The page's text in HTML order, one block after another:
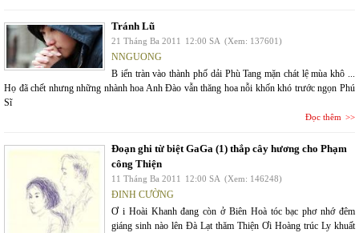
Tránh Lũ
21 Tháng Ba 2011 12:00 SA (Xem: 137601)
NNGUONG
B iển tràn vào thành phố dải Phù Tang mặn chát lệ mùa khô ...
Họ đã chết nhưng những nhành hoa Anh Đào vẫn thăng hoa nỗi khốn khó trước ngọn Phú
Sĩ
Đọc thêm
Đoạn ghi từ biệt GaGa (1) thắp cây hương cho Phạm
công Thiện
11 Tháng Ba 2011 12:00 SA (Xem: 146248)
ĐINH CƯỜNG
Ơ i Hoài Khanh đang còn ở Biên Hoà tóc bạc phơ nhớ đêm
giáng sinh nào lên Đà Lạt thăm Thiện Ơi Hoàng trúc Ly khuất